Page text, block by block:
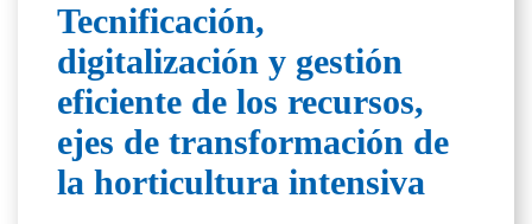
Tecnificación,
digitalización y gestión
eficiente de los recursos,
ejes de transformación de
la horticultura intensiva